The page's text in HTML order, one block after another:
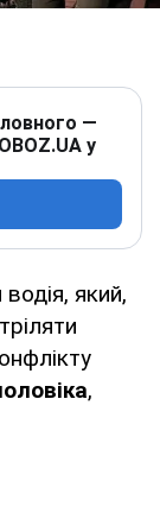
—
у
який,
,